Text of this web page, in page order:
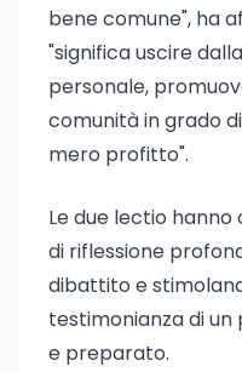
bene comune", ha
"significa uscire
personale,
comunità in grado
mero profitto".
Le due lectio
di riflessione
dibattito e
testimonianza di
e preparato.